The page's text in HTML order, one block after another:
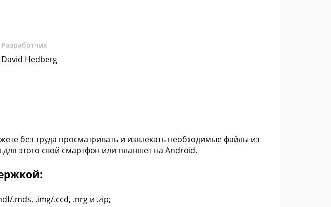
Разработчик
David Hedberg
без труда просматривать и извлекать необходимые файлы из
этого свой смартфон или планшет на Android.
.mds, .img/.ccd, .nrg и .zip;